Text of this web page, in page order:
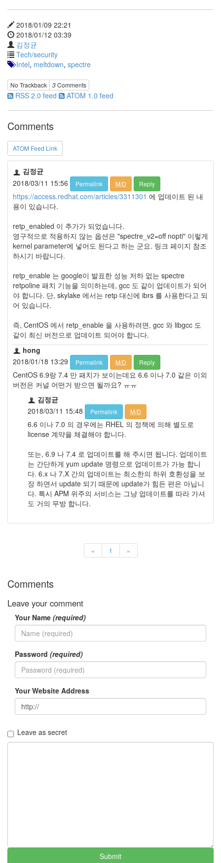
2018/01/09 22:21
2018/01/12 03:39
김정균
Tech/security
Intel, meltdown, spectre
No Trackback 3Comments
RSS 2.0 feed ATOM 1.0 feed
Comments
ATOM Feed Link
김정균
2018/03/11 15:56
Permalink M/D Reply
https://access.redhat.com/articles/3311301 에 업데이트 된 내
용이 있습니다.
retp_enabled 이 추가가 되었습니다.
영구적으로 적용하지 않는 옵션은 "spectre_v2=off nopti" 이렇게
kernel parameter에 넣어도 된다고 하는 군요. 링크 페이지 참조
하시기 바랍니다.
retp_enable 는 google이 발표한 성능 저하 없는 spectre
retpoline 패치 기능을 의미하는데, gcc 도 같이 업데이트가 되어
야 합니다. 단, skylake 에서는 retp 대신에 ibrs 를 사용한다고 되
어 있습니다.
즉, CentOS 에서 retp_enable 을 사용하려면, gcc 와 libgcc 도
같이 최신 버전으로 업데이트 되어야 합니다.
hong
2018/01/18 13:29
Permalink M/D Reply
CentOS 6.9랑 7.4 만 패치가 보이는데요 6.6 이나 7.0 같은 이외
버전은 커널 어떤거 받으면 될까요? ㅠㅠ
김정균
2018/03/11 15:48
Permalink M/D
6.6 이나 7.0 의 경우에는 RHEL 의 정책에 의해 별도로
license 계약을 체결해야 합니다.
또는, 6.9 나 7.4 로 업데이트를 해 주시면 됩니다. 업데이트
는 간단하게 yum update 명령으로 업데이트가 가능 합니
다. 6.x 나 7.X 간의 업데이트는 최소한의 하위 호환성을 보
장 하면서 update 되기 때문에 update가 힘든 편은 아닙니
다. 특시 APM 위주의 서비스는 그냥 업데이트를 따라 가셔
도 거의 무방 합니다.
« 1 »
Comments
Leave your comment
Your Name (required)
Password (required)
Your Website Address
Leave as secret
Submit